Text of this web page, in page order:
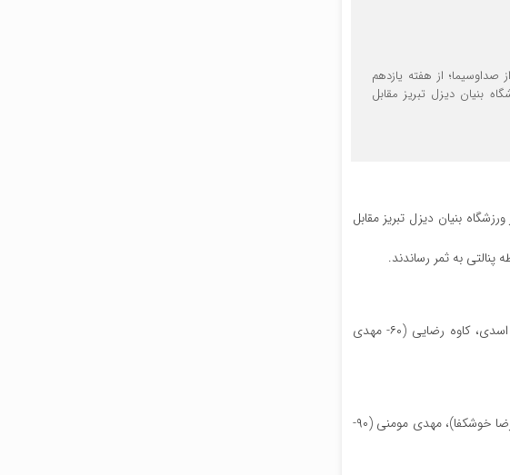
از هفته یازدهم
بنیان دیزل تبریز مقابل
بنیان دیزل تبریز مقابل
مهدی حقیقت، هادی محمدی، آرش قادری، حجت حق‌وردی، محمد آقاجان‌پور، ابوالفضل رزاق‌پور، ریکاردو آلوز، گوستاوو، رضا اسدی، کاوه رضایی (۶۰- مهدی
ایمان صادقی، مجید عیدی، مصطفی نائیج، سعید کریمی، میلاد جهانی، محمود مطلق‌زاده، صادق بارانی، مهران احمدی (۸۸- علیرضا خوشکفا)، مهدی مومنی (۹۰-